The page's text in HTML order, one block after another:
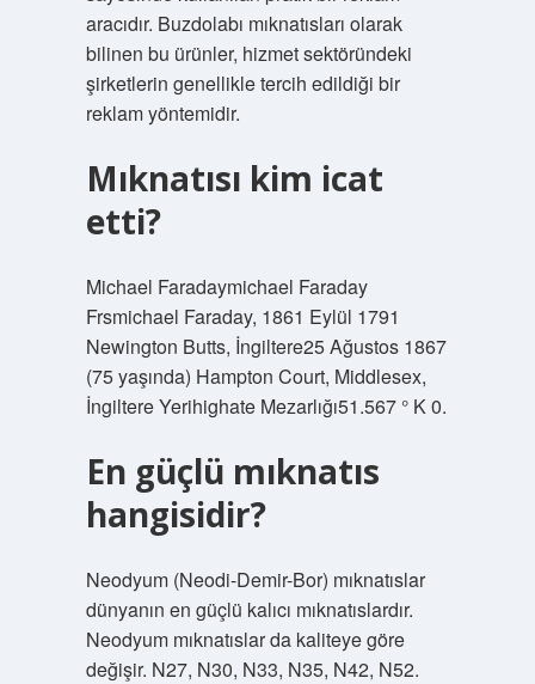
aracıdır. Buzdolabı mıknatısları olarak
bilinen bu ürünler, hizmet sektöründeki
şirketlerin genellikle tercih edildiği bir
reklam yöntemidir.
Mıknatısı kim icat
etti?
Michael Faradaymichael Faraday
Frsmichael Faraday, 1861 Eylül 1791
Newington Butts, İngiltere25 Ağustos 1867
(75 yaşında) Hampton Court, Middlesex,
İngiltere Yerihighate Mezarlığı51.567 ° K 0.
En güçlü mıknatıs
hangisidir?
Neodyum (Neodi-Demir-Bor) mıknatıslar
dünyanın en güçlü kalıcı mıknatıslardır.
Neodyum mıknatıslar da kaliteye göre
değişir. N27, N30, N33, N35, N42, N52.